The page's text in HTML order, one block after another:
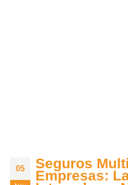
05 Seguros
Empresas: